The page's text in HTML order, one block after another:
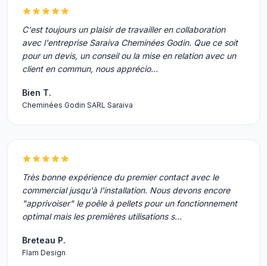
C'est toujours un plaisir de travailler en collaboration
avec l'entreprise Saraiva Cheminées Godin. Que ce soit
pour un devis, un conseil ou la mise en relation avec un
client en commun, nous apprécio…
Bien T.
Cheminées Godin SARL Saraiva
Très bonne expérience du premier contact avec le
commercial jusqu'à l'installation. Nous devons encore
"apprivoiser" le poêle à pellets pour un fonctionnement
optimal mais les premières utilisations s…
Breteau P.
Flam Design